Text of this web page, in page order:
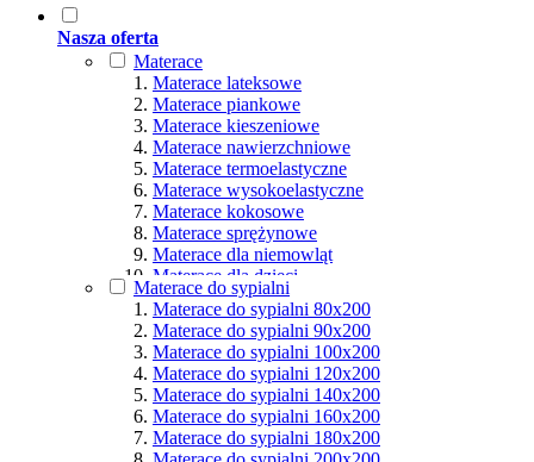
Nasza oferta
Materace
Materace lateksowe
Materace piankowe
Materace kieszeniowe
Materace nawierzchniowe
Materace termoelastyczne
Materace wysokoelastyczne
Materace kokosowe
Materace sprężynowe
Materace dla niemowląt
Materace dla dzieci
Materace hybrydowe
Materace naturalne
Materace ortopedyczne
Materace multipocket
Materace premium
Materace dla seniorów
Materace dla par
Materace dla alergików
Materace do sypialni
Materace do sypialni 80x200
Materace do sypialni 90x200
Materace do sypialni 100x200
Materace do sypialni 120x200
Materace do sypialni 140x200
Materace do sypialni 160x200
Materace do sypialni 180x200